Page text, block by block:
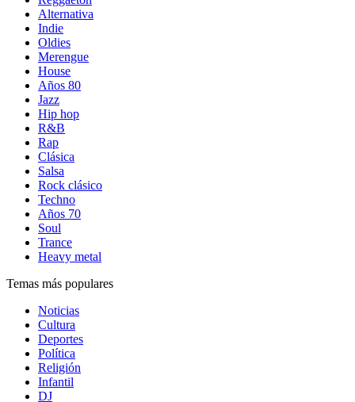
Alternativa
Indie
Oldies
Merengue
House
Años 80
Jazz
Hip hop
R&B
Rap
Clásica
Salsa
Rock clásico
Techno
Años 70
Soul
Trance
Heavy metal
Temas más populares
Noticias
Cultura
Deportes
Política
Religión
Infantil
DJ